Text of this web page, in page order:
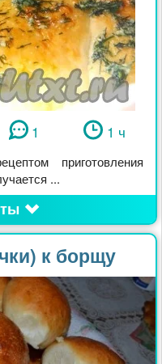
1 1 ч
приготовления
...
к борщу